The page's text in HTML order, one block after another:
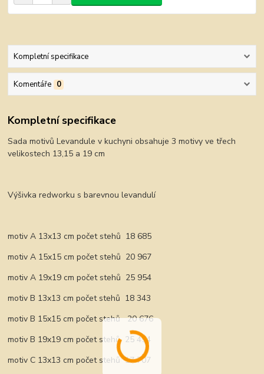
Kompletní specifikace
Komentáře 0
Kompletní specifikace
Sada motivů Levandule v kuchyni obsahuje 3 motivy ve třech
velikostech 13,15 a 19 cm
Výšivka redworku s barevnou levandulí
motiv A 13x13 cm počet stehů 18 685
motiv A 15x15 cm počet stehů 20 967
motiv A 19x19 cm počet stehů 25 954
motiv B 13x13 cm počet stehů 18 343
motiv B 15x15 cm počet stehů 20 676
motiv B 19x19 cm počet stehů 25 454
motiv C 13x13 cm počet stehů 17 707